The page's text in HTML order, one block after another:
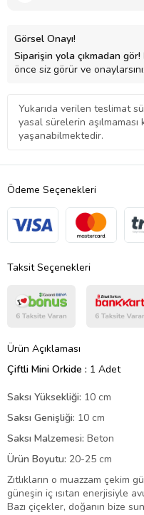
Görsel Onayı!
Siparişin yola çıkmadan gör!
önce siz görür ve
Yukarıda verilen teslimat
yasal sürelerin
yaşanabilmektedir.
Ödeme Seçenekleri
Taksit Seçenekleri
Ürün Açıklaması
Çiftli Mini Orkide : 1 Adet
Saksı Yüksekliği: 10 cm
Saksı Genişliği: 10 cm
Saksı Malzemesi: Beton
Ürün Boyutu: 20-25 cm
Zıtlıkların o muazzam çekim
güneşin iç ısıtan enerjisiyle
Bazı çiçekler, doğanın bize